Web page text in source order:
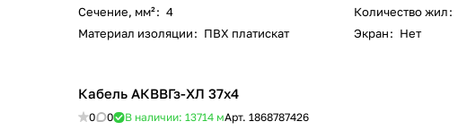
Сечение, мм²: 4 Количество жил:
Материал изоляции: ПВХ платискат Экран: Нет
Кабель АКВВГз-ХЛ 37х4
0 0 В наличии: 13714 мАрт. 1868787426